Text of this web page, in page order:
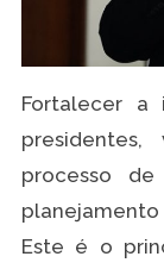
Fortalecer a
processo
planejamento
Este é o